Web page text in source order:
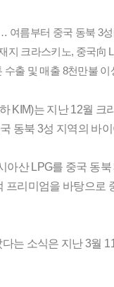
여름부터 중국 동북 3
지 크라스키노, 중국向
출 및 매출 8천만불 이
KIM)는 지난 12월
동북 3성 지역의 바
아산 LPG를 중국 동
리미엄을 바탕으
는 소식은 지난 3월